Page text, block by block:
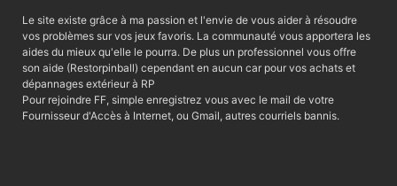
Le site existe grâce à ma passion et l'envie de vous aider à résoudre
vos problèmes sur vos jeux favoris. La communauté vous apportera les
aides du mieux qu'elle le pourra. De plus un professionnel vous offre
son aide (Restorpinball) cependant en aucun car pour vos achats et
dépannages extérieur à RP
Pour rejoindre FF, simple enregistrez vous avec le mail de votre
Fournisseur d'Accès à Internet, ou Gmail, autres courriels bannis.